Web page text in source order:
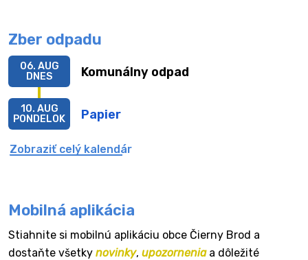
Zber odpadu
Komunálny odpad
06. AUG
DNES
Papier
10. AUG
PONDELOK
Zobraziť celý kalendár
Mobilná aplikácia
Stiahnite si mobilnú aplikáciu obce Čierny Brod a
dostaňte všetky novinky, upozorneniaa dôležité